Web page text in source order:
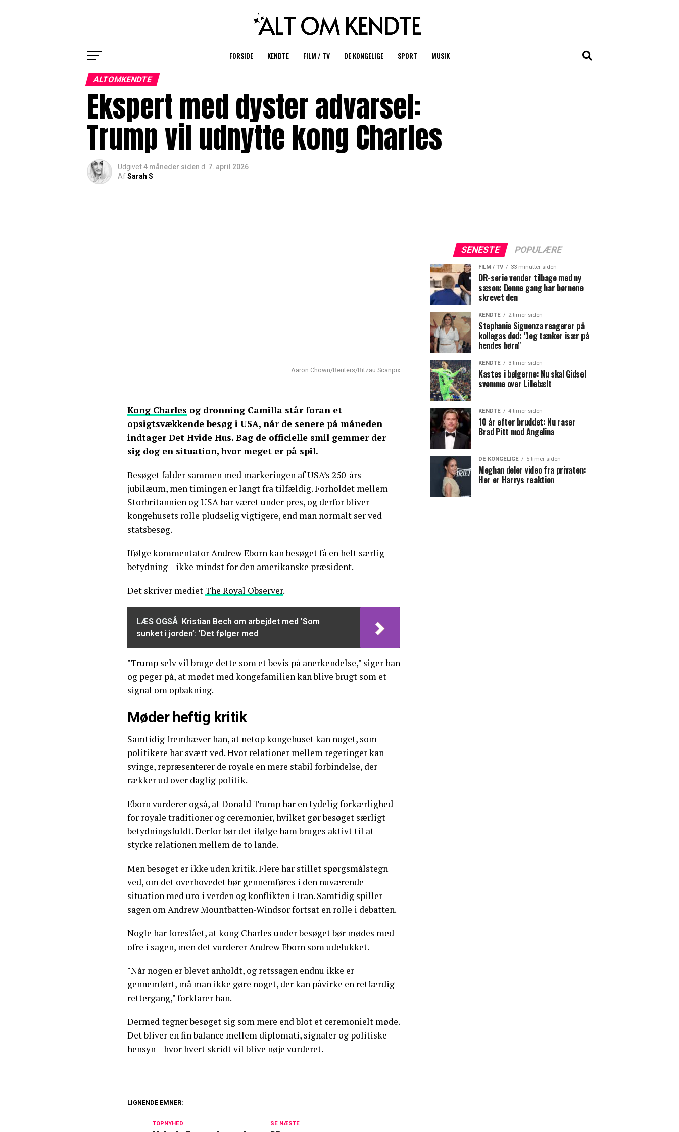
FORSIDE KENDTE FILM / TV DE KONGELIGE SPORT MUSIK
ALTOMKENDTE
Ekspert med dyster advarsel:
Trump vil udnytte kong Charles
Udgivet4 måneder siden d. 7. april 2026
AfSarah S
Aaron Chown/Reuters/Ritzau Scanpix
Kong Charles og dronning Camilla står foran et
opsigtsvækkende besøg i USA, når de senere på måneden
indtager Det Hvide Hus. Bag de officielle smil gemmer der
sig dog en situation, hvor meget er på spil.
Besøget falder sammen med markeringen af USA’s 250-års
jubilæum, men timingen er langt fra tilfældig. Forholdet mellem
Storbritannien og USA har været under pres, og derfor bliver
kongehusets rolle pludselig vigtigere, end man normalt ser ved
statsbesøg.
Ifølge kommentator Andrew Eborn kan besøget få en helt særlig
betydning – ikke mindst for den amerikanske præsident.
Det skriver mediet The Royal Observer.
LÆS OGSÅ Kristian Bech om arbejdet med ’Som
sunket i jorden’: 'Det følger med
"Trump selv vil bruge dette som et bevis på anerkendelse," siger han
og peger på, at mødet med kongefamilien kan blive brugt som et
signal om opbakning.
Møder heftig kritik
Samtidig fremhæver han, at netop kongehuset kan noget, som
politikere har svært ved. Hvor relationer mellem regeringer kan
svinge, repræsenterer de royale en mere stabil forbindelse, der
rækker ud over daglig politik.
Eborn vurderer også, at Donald Trump har en tydelig forkærlighed
for royale traditioner og ceremonier, hvilket gør besøget særligt
betydningsfuldt. Derfor bør det ifølge ham bruges aktivt til at
styrke relationen mellem de to lande.
Men besøget er ikke uden kritik. Flere har stillet spørgsmålstegn
ved, om det overhovedet bør gennemføres i den nuværende
situation med uro i verden og konflikten i Iran. Samtidig spiller
sagen om Andrew Mountbatten-Windsor fortsat en rolle i debatten.
Nogle har foreslået, at kong Charles under besøget bør mødes med
ofre i sagen, men det vurderer Andrew Eborn som udelukket.
"Når nogen er blevet anholdt, og retssagen endnu ikke er
gennemført, må man ikke gøre noget, der kan påvirke en retfærdig
rettergang," forklarer han.
Dermed tegner besøget sig som mere end blot et ceremonielt møde.
Det bliver en fin balance mellem diplomati, signaler og politiske
hensyn – hvor hvert skridt vil blive nøje vurderet.
LIGNENDE EMNER:
SE NÆSTE
TOPNYHED
SENESTE POPULÆRE
FILM / TV 33 minutter siden
DR-serie vender tilbage med ny
sæson: Denne gang har børnene
skrevet den
KENDTE 2 timer siden
Stephanie Siguenza reagerer på
kollegas død: "Jeg tænker især på
hendes børn"
KENDTE 3 timer siden
Kastes i bølgerne: Nu skal Gidsel
svømme over Lillebælt
KENDTE 4 timer siden
10 år efter bruddet: Nu raser
Brad Pitt mod Angelina
DE KONGELIGE 5 timer siden
Meghan deler video fra privaten:
Her er Harrys reaktion